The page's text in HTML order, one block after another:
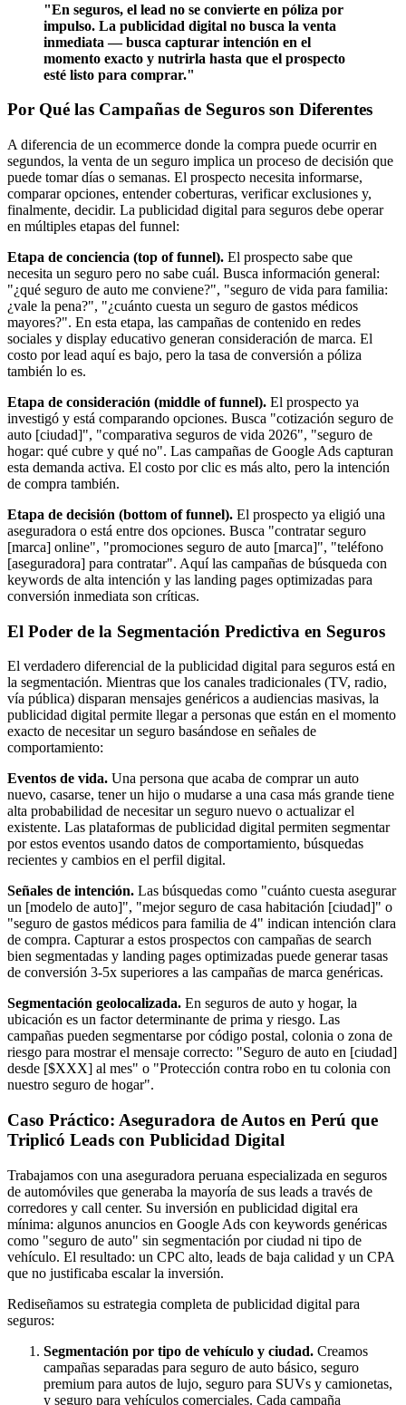
"En seguros, el lead no se convierte en póliza por
impulso. La publicidad digital no busca la venta
inmediata — busca capturar intención en el
momento exacto y nutrirla hasta que el prospecto
esté listo para comprar."
Por Qué las Campañas de Seguros son Diferentes
A diferencia de un ecommerce donde la compra puede ocurrir en
segundos, la venta de un seguro implica un proceso de decisión que
puede tomar días o semanas. El prospecto necesita informarse,
comparar opciones, entender coberturas, verificar exclusiones y,
finalmente, decidir. La publicidad digital para seguros debe operar
en múltiples etapas del funnel:
Etapa de conciencia (top of funnel). El prospecto sabe que
necesita un seguro pero no sabe cuál. Busca información general:
"¿qué seguro de auto me conviene?", "seguro de vida para familia:
¿vale la pena?", "¿cuánto cuesta un seguro de gastos médicos
mayores?". En esta etapa, las campañas de contenido en redes
sociales y display educativo generan consideración de marca. El
costo por lead aquí es bajo, pero la tasa de conversión a póliza
también lo es.
Etapa de consideración (middle of funnel). El prospecto ya
investigó y está comparando opciones. Busca "cotización seguro de
auto [ciudad]", "comparativa seguros de vida 2026", "seguro de
hogar: qué cubre y qué no". Las campañas de Google Ads capturan
esta demanda activa. El costo por clic es más alto, pero la intención
de compra también.
Etapa de decisión (bottom of funnel). El prospecto ya eligió una
aseguradora o está entre dos opciones. Busca "contratar seguro
[marca] online", "promociones seguro de auto [marca]", "teléfono
[aseguradora] para contratar". Aquí las campañas de búsqueda con
keywords de alta intención y las landing pages optimizadas para
conversión inmediata son críticas.
El Poder de la Segmentación Predictiva en Seguros
El verdadero diferencial de la publicidad digital para seguros está en
la segmentación. Mientras que los canales tradicionales (TV, radio,
vía pública) disparan mensajes genéricos a audiencias masivas, la
publicidad digital permite llegar a personas que están en el momento
exacto de necesitar un seguro basándose en señales de
comportamiento:
Eventos de vida. Una persona que acaba de comprar un auto
nuevo, casarse, tener un hijo o mudarse a una casa más grande tiene
alta probabilidad de necesitar un seguro nuevo o actualizar el
existente. Las plataformas de publicidad digital permiten segmentar
por estos eventos usando datos de comportamiento, búsquedas
recientes y cambios en el perfil digital.
Señales de intención. Las búsquedas como "cuánto cuesta asegurar
un [modelo de auto]", "mejor seguro de casa habitación [ciudad]" o
"seguro de gastos médicos para familia de 4" indican intención clara
de compra. Capturar a estos prospectos con campañas de search
bien segmentadas y landing pages optimizadas puede generar tasas
de conversión 3-5x superiores a las campañas de marca genéricas.
Segmentación geolocalizada. En seguros de auto y hogar, la
ubicación es un factor determinante de prima y riesgo. Las
campañas pueden segmentarse por código postal, colonia o zona de
riesgo para mostrar el mensaje correcto: "Seguro de auto en [ciudad]
desde [$XXX] al mes" o "Protección contra robo en tu colonia con
nuestro seguro de hogar".
Caso Práctico: Aseguradora de Autos en Perú que
Triplicó Leads con Publicidad Digital
Trabajamos con una aseguradora peruana especializada en seguros
de automóviles que generaba la mayoría de sus leads a través de
corredores y call center. Su inversión en publicidad digital era
mínima: algunos anuncios en Google Ads con keywords genéricas
como "seguro de auto" sin segmentación por ciudad ni tipo de
vehículo. El resultado: un CPC alto, leads de baja calidad y un CPA
que no justificaba escalar la inversión.
Rediseñamos su estrategia completa de publicidad digital para
seguros:
Segmentación por tipo de vehículo y ciudad. Creamos
campañas separadas para seguro de auto básico, seguro
premium para autos de lujo, seguro para SUVs y camionetas,
y seguro para vehículos comerciales. Cada campaña